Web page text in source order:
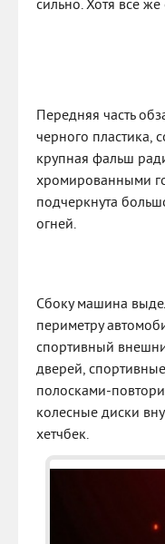
сильно. Хотя все
Передняя часть
черного пластика,
крупная фальш
хромированными
подчеркнута
огней.
Сбоку машина
периметру
спортивный
дверей,
полосками-
колесные диски
хетчбек.